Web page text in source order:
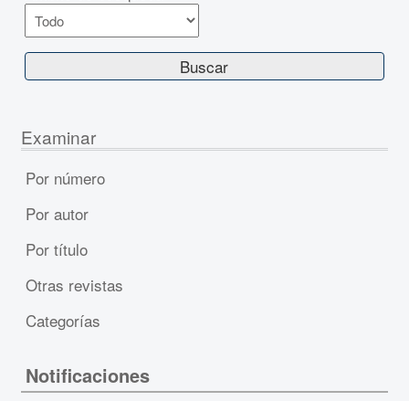
Examinar
Por número
Por autor
Por título
Otras revistas
Categorías
Notificaciones